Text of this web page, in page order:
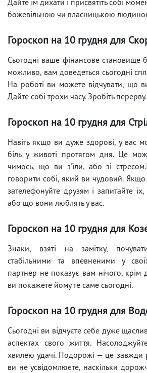
божевільною чи власницькою
Гороскоп на 10 грудня для
Сьогодні ваше фінансове становище
можливо, вам доведеться сьогодні
На роботі ви можете відчувати, що
Дайте собі трохи часу. Зробіть перерву.
Гороскоп на 10 грудня для
Навіть якщо ви дуже здорові, у вас
біль у животі протягом дня. Це
чимось, що ви з'їли, або зі
говорити собі, який ви чудовий.
зателефонуйте друзям і запитайте
або що вони люблять у вас.
Гороскоп на 10 грудня для
Знаки, взяті на замітку,
стабільними та впевненими у
партнер не показує вам нічого, крім
ви покажете йому те саме сьогодні.
Гороскоп на 10 грудня для
Сьогодні ви відчуєте себе дуже
аспектах свого життя.
хвилею удачі. Подорожі — це завжди
ви не усвідомлюєте, наскільки